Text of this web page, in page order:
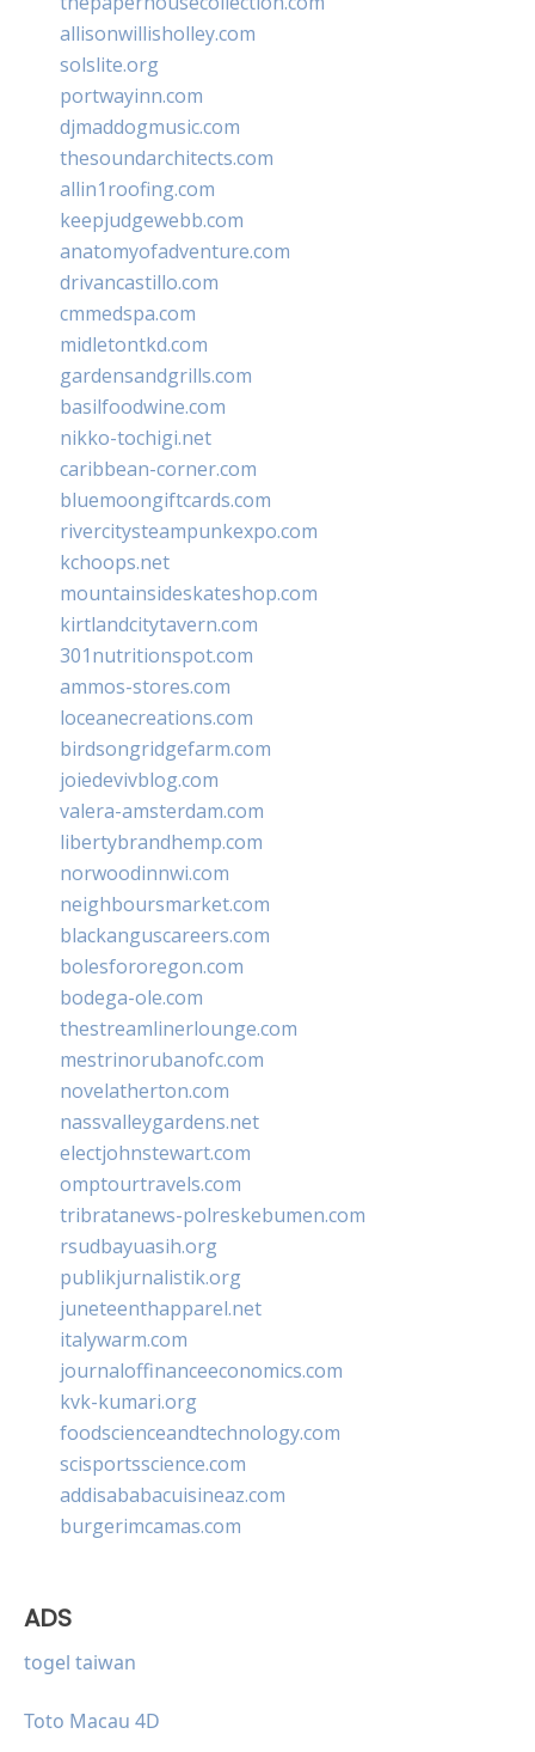
allisonwillisholley.com
solslite.org
portwayinn.com
djmaddogmusic.com
thesoundarchitects.com
allin1roofing.com
keepjudgewebb.com
anatomyofadventure.com
drivancastillo.com
cmmedspa.com
midletontkd.com
gardensandgrills.com
basilfoodwine.com
nikko-tochigi.net
caribbean-corner.com
bluemoongiftcards.com
rivercitysteampunkexpo.com
kchoops.net
mountainsideskateshop.com
kirtlandcitytavern.com
301nutritionspot.com
ammos-stores.com
loceanecreations.com
birdsongridgefarm.com
joiedevivblog.com
valera-amsterdam.com
libertybrandhemp.com
norwoodinnwi.com
neighboursmarket.com
blackanguscareers.com
bolesfororegon.com
bodega-ole.com
thestreamlinerlounge.com
mestrinorubanofc.com
novelatherton.com
nassvalleygardens.net
electjohnstewart.com
omptourtravels.com
tribratanews-polreskebumen.com
rsudbayuasih.org
publikjurnalistik.org
juneteenthapparel.net
italywarm.com
journaloffinanceeconomics.com
kvk-kumari.org
foodscienceandtechnology.com
scisportsscience.com
addisababacuisineaz.com
burgerimcamas.com
ADS
togel taiwan
Toto Macau 4D